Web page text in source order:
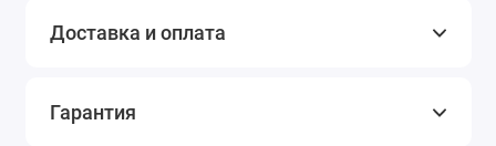
Доставка и оплата
Гарантия